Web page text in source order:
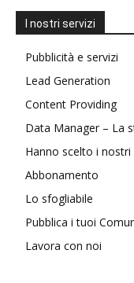
I nostri servizi
Pubblicità e servizi
Lead Generation
Content Providing
Data Manager – La
Hanno scelto i nostri
Abbonamento
Lo sfogliabile
Pubblica i tuoi
Lavora con noi